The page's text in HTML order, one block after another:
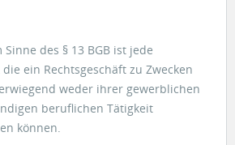
des § 13 BGB ist jede
ein Rechtsgeschäft zu Zwecken
weder ihrer gewerblichen
beruflichen Tätigkeit
können.